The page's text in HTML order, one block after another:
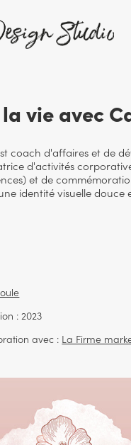
vie avec
coach d'affaires et de
d'activités
et de
identité visuelle douce
: 2023
avec : La Firme